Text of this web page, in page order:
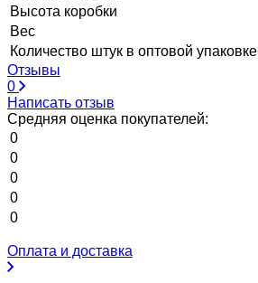
Высота коробки
Вес
Количество штук в оптовой упаковке
Отзывы
0
Написать отзыв
Средняя оценка покупателей:
0
0
0
0
0
Оплата и доставка